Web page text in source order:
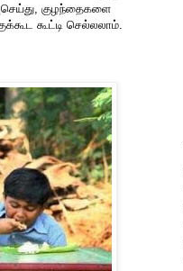
குழந்தைகளை
கூட்டி செல்லலாம்.